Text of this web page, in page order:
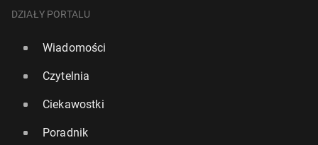
DZIAŁY PORTALU
Wiadomości
Czytelnia
Ciekawostki
Poradnik